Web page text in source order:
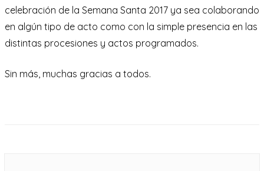
celebración de la Semana Santa 2017 ya sea colaborando
en algún tipo de acto como con la simple presencia en las
distintas procesiones y actos programados.
Sin más, muchas gracias a todos.